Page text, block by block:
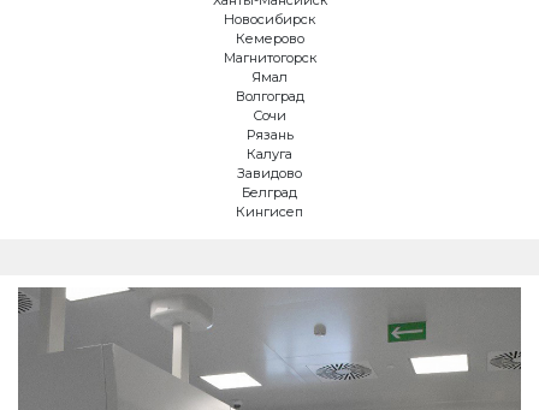
Новосибирск
Кемерово
Магнитогорск
Ямал
Волгоград
Сочи
Рязань
Калуга
Завидово
Белград
Кингисеп